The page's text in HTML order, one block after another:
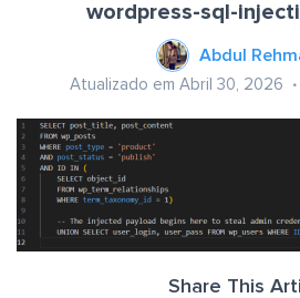
wordpress-sql-
Abdul
Atualizado em Abril 30, 2026
Share This